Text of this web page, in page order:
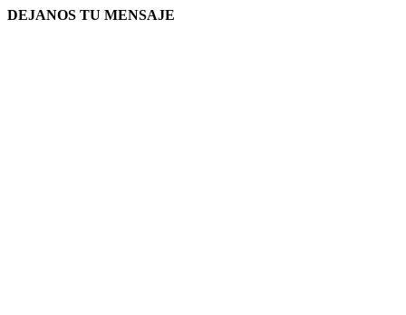
DEJANOS TU MENSAJE